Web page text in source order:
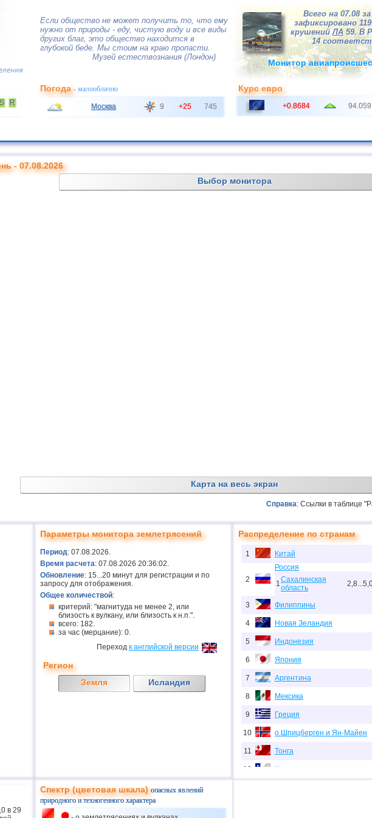
Если общество не может получить то, что ему
нужно от природы - еду, чистую воду и все виды
других благ, это общество находится в
глубокой беде. Мы стоим на краю пропасти.
Музей естествознания (Лондон)
Всего на 07.08
зафиксировано 119
крушенийЛА 59. В
14
Монитор
S
R
Погода- малооблачно
Москва 9 +25 745
Курс евро
+0.8684 94.059
- 07.08.2026
Выбор монитора
Карта на весь экран
Справка: Ссылки в таблице
Параметры монитора землетрясений
Период: 07.08.2026.
Время расчета: 07.08.2026 20:36:02.
Обновление: 15...20 минут для регистрации и по
запросу для отображения.
Общее количествой:
критерий: "магнитуда не менее 2, или
близость к вулкану, или близость к н.п.".
всего: 182.
за час (мерцание): 0.
Переход к английской версии
Регион
Земля
Исландия
Распределение по странам
1 Китай
2
Россия
1Сахалинская
область
3 Филиппины
4 Новая Зеландия
5 Индонезия
6 Япония
7 Аргентина
8 Мексика
9 Греция
10 о.Шпицберген и Ян-Майен
11 Тонга
12 Чили
в 29
Спектр (цветовая шкала)опасных явлений
природного и техногенного характера